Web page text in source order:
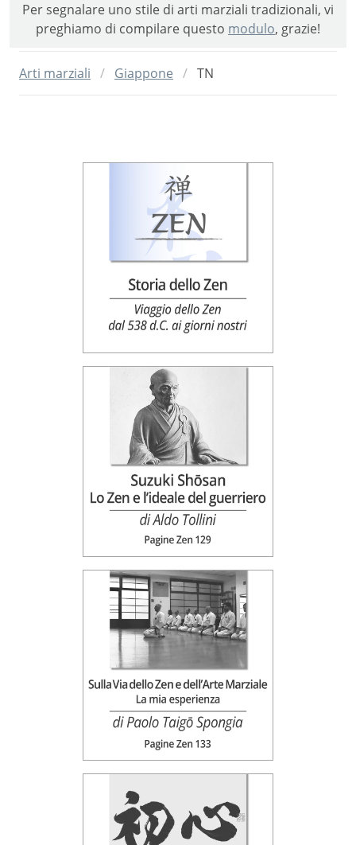
Per segnalare uno stile di arti marziali tradizionali, vi
preghiamo di compilare questo modulo, grazie!
Arti marziali Giappone TN